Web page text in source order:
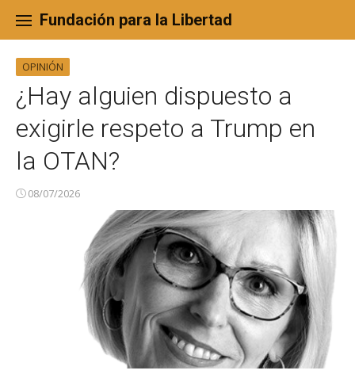
content
Fundación para la Libertad
OPINIÓN
¿Hay alguien dispuesto a
exigirle respeto a Trump en
la OTAN?
08/07/2026